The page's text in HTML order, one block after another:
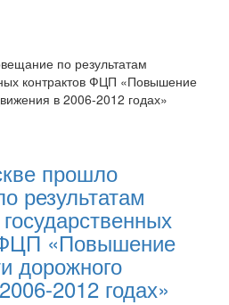
по результатам
контрактов ФЦП «Повышение
в 2006-2012 годах»
прошло
результатам
ФЦП «Повышение
дорожного
2012 годах»